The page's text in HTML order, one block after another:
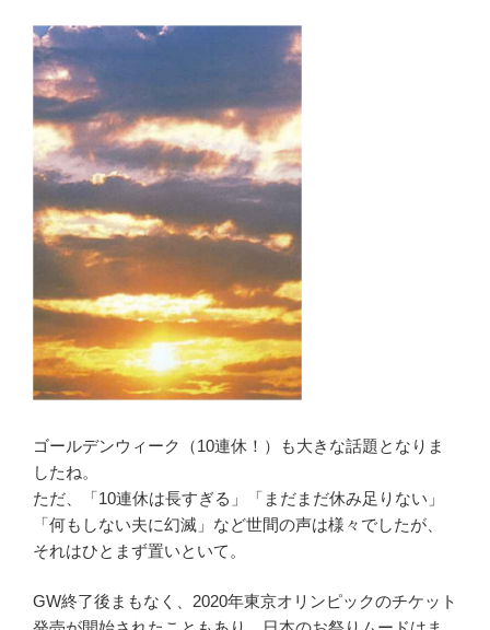
ゴールデンウィーク（10連休！）も大きな話題となりま
したね。
ただ、「10連休は長すぎる」「まだまだ休み足りない」
「何もしない夫に幻滅」など世間の声は様々でしたが、
それはひとまず置いといて。
GW終了後まもなく、2020年東京オリンピックのチケット